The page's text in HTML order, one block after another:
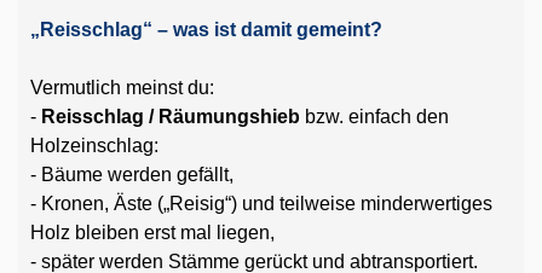
„Reisschlag“ – was ist damit gemeint?
Vermutlich meinst du:
- Reisschlag / Räumungshieb bzw. einfach den
Holzeinschlag:
- Bäume werden gefällt,
- Kronen, Äste („Reisig“) und teilweise minderwertiges
Holz bleiben erst mal liegen,
- später werden Stämme gerückt und abtransportiert.